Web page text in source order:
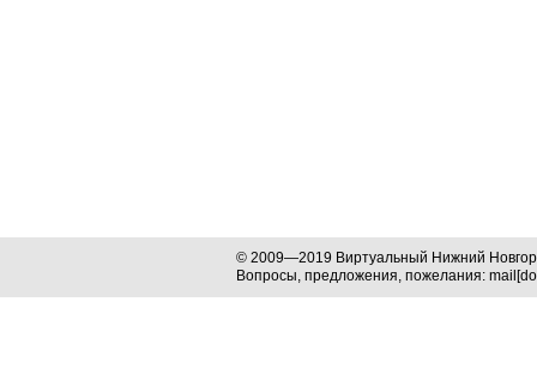
© 2009—2019 Виртуальный Нижний
Вопросы, предложения, пожелания: